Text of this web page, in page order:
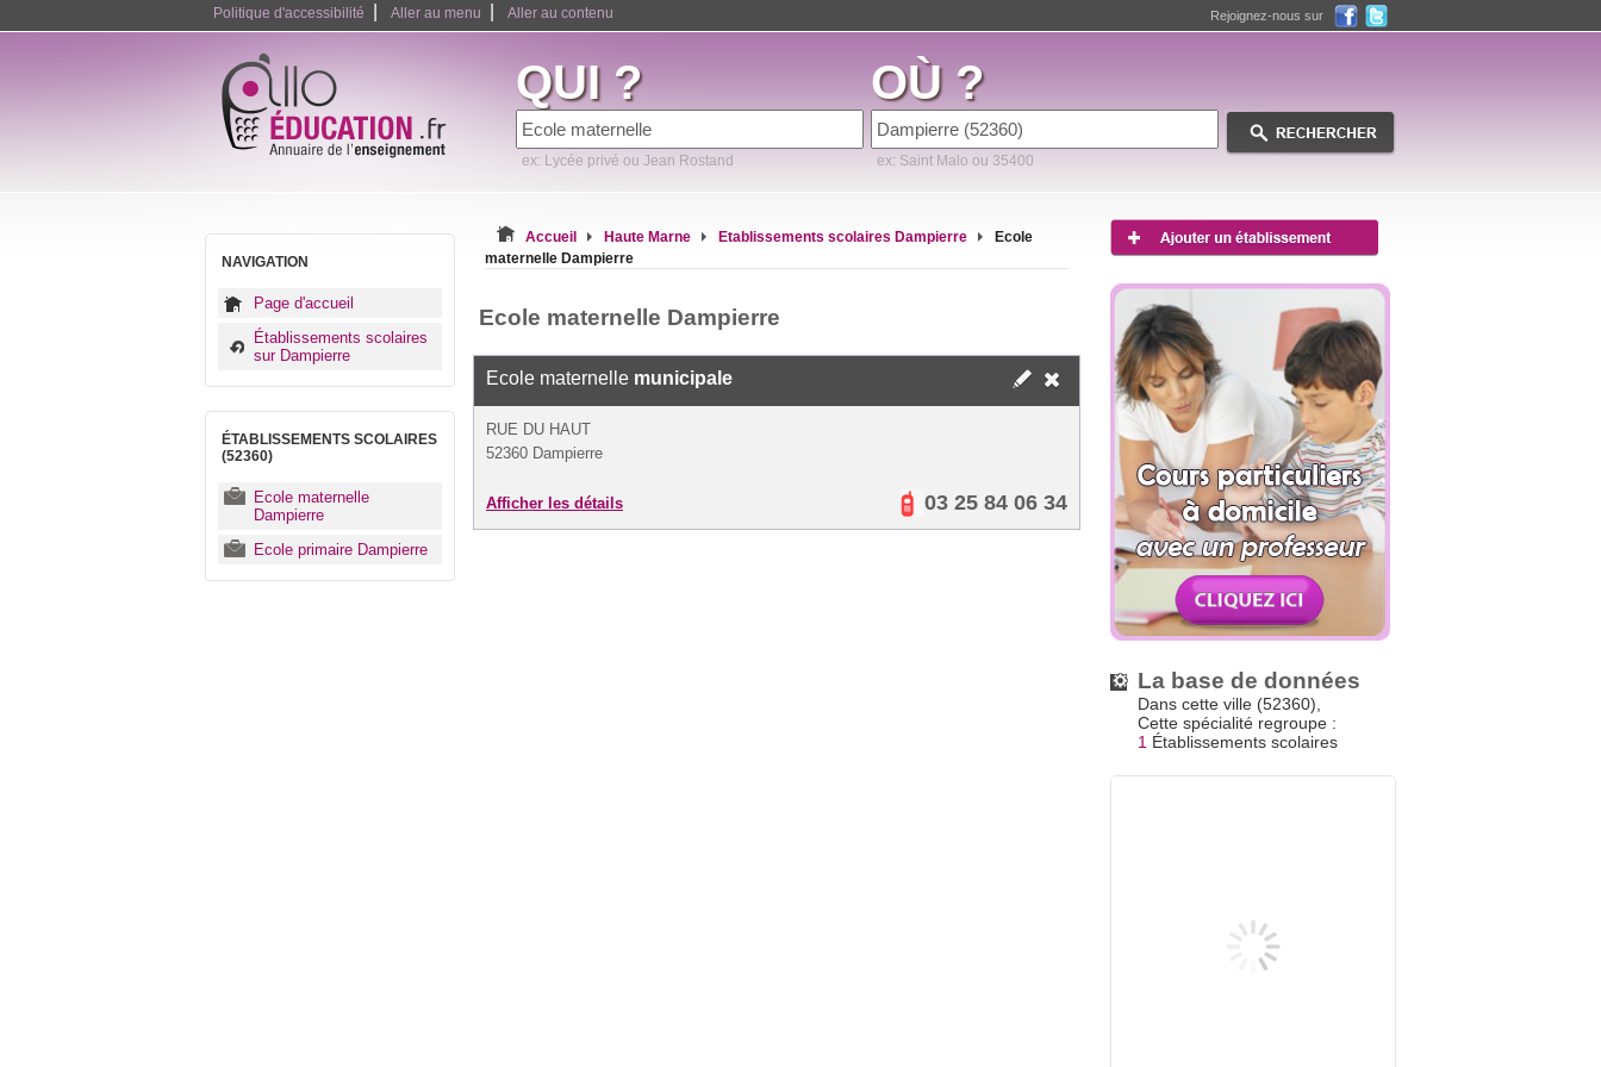
Politique d'accessibilité Aller au menu Aller au contenu Rejoignez-nous sur
QUI ?
ex: Lycée privé ou Jean Rostand
OÙ ?
ex: Saint Malo ou 35400
NAVIGATION
Page d'accueil
Établissements scolaires
sur Dampierre
ÉTABLISSEMENTS SCOLAIRES
(52360)
Ecole maternelle
Dampierre
Ecole primaire Dampierre
Accueil Haute Marne Etablissements scolaires Dampierre
Ecole
maternelle Dampierre
Ecole maternelle Dampierre
Ecole maternelle municipale
RUE DU HAUT
52360 Dampierre
Afficher les détails 03 25 84 06 34
La base de données
Dans cette ville (52360),
Cette spécialité regroupe :
1 Établissements scolaires